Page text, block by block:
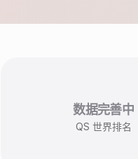
数据完善中
QS 世界排名